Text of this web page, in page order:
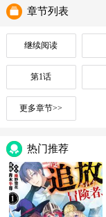
章节列表
继续阅读
第1话
更多章节>>
热门推荐